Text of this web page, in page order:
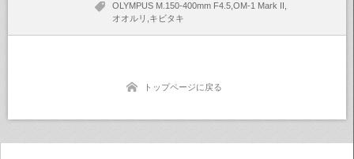
OLYMPUS M.150-400mm F4.5 OM-1 Mark II
オオルリ キビタキ
トップページに戻る